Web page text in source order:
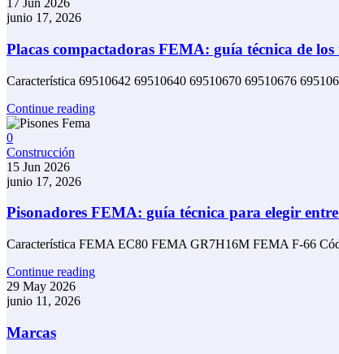
17 Jun 2026
junio 17, 2026
Placas compactadoras FEMA: guía técnica de
Característica 69510642 69510640 69510670 69510676
Continue reading
0
Construcción
15 Jun 2026
junio 17, 2026
Pisonadores FEMA: guía técnica para elegir
Característica FEMA EC80 FEMA GR7H16M FEMA F-66
Continue reading
29 May 2026
junio 11, 2026
Marcas